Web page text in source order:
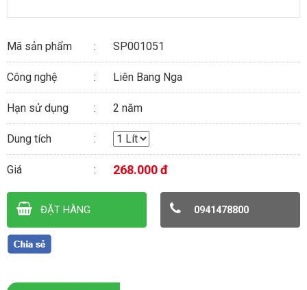
Mã sản phẩm SP001051
Công nghệ Liên Bang Nga
Hạn sử dụng 2 năm
Dung tích
Giá 268.000 đ
ĐẶT HÀNG 0941478800